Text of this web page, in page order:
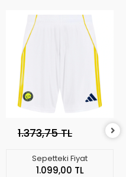
1.373,75 TL
Sepetteki Fiyat
1.099,00 TL